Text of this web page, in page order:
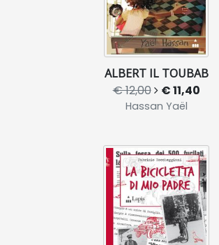
ALBERT IL TOUBAB
€ 12,00 € 11,40
Hassan Yaël